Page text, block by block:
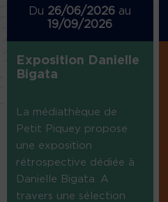
Du 26/06/2026 au
19/09/2026
Exposition Danielle
Bigata
La médiathèque de
Petit Piquey propose
une exposition
rétrospective dédiée à
Danielle Bigata. A
travers une sélection